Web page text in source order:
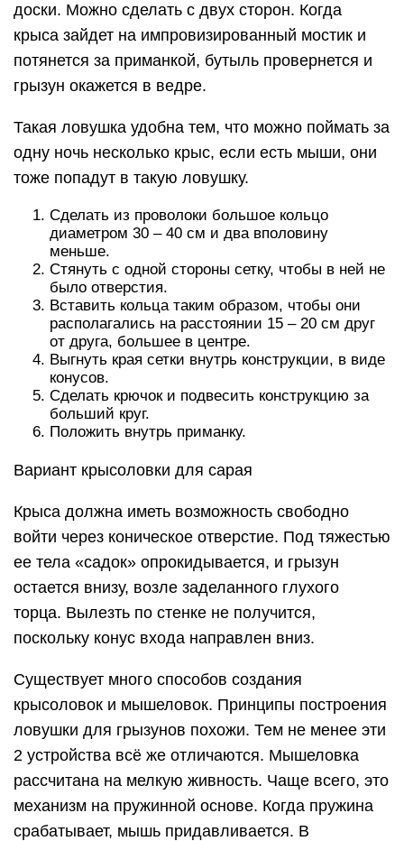
доски. Можно сделать с двух сторон. Когда
крыса зайдет на импровизированный мостик и
потянется за приманкой, бутыль провернется и
грызун окажется в ведре.
Такая ловушка удобна тем, что можно поймать за
одну ночь несколько крыс, если есть мыши, они
тоже попадут в такую ловушку.
Сделать из проволоки большое кольцо
диаметром 30 – 40 см и два вполовину
меньше.
Стянуть с одной стороны сетку, чтобы в ней не
было отверстия.
Вставить кольца таким образом, чтобы они
располагались на расстоянии 15 – 20 см друг
от друга, большее в центре.
Выгнуть края сетки внутрь конструкции, в виде
конусов.
Сделать крючок и подвесить конструкцию за
больший круг.
Положить внутрь приманку.
Вариант крысоловки для сарая
Крыса должна иметь возможность свободно
войти через коническое отверстие. Под тяжестью
ее тела «садок» опрокидывается, и грызун
остается внизу, возле заделанного глухого
торца. Вылезть по стенке не получится,
поскольку конус входа направлен вниз.
Существует много способов создания
крысоловок и мышеловок. Принципы построения
ловушки для грызунов похожи. Тем не менее эти
2 устройства всё же отличаются. Мышеловка
рассчитана на мелкую живность. Чаще всего, это
механизм на пружинной основе. Когда пружина
срабатывает, мышь придавливается. В